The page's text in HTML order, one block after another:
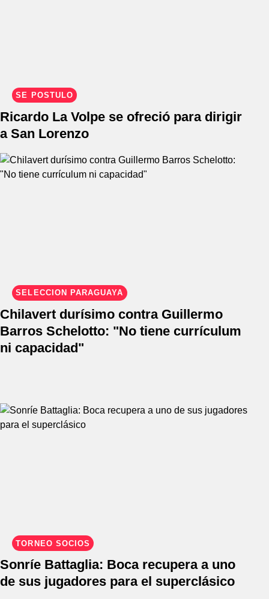
SE POSTULÓ
Ricardo La Volpe se ofreció para dirigir
a San Lorenzo
SELECCIÓN PARAGUAYA
Chilavert durísimo contra Guillermo
Barros Schelotto: "No tiene currículum
ni capacidad"
TORNEO SOCIOS
Sonríe Battaglia: Boca recupera a uno
de sus jugadores para el superclásico